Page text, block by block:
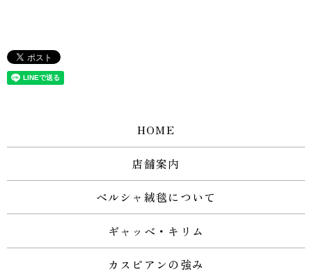
HOME
店舗案内
ペルシャ絨毯について
ギャッベ・キリム
カスピアンの強み